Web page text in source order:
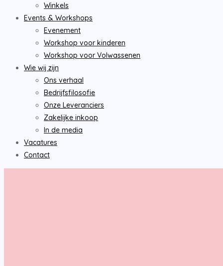
Winkels
Events & Workshops
Evenement
Workshop voor kinderen
Workshop voor Volwassenen
Wie wij zijn
Ons verhaal
Bedrijfsfilosofie
Onze Leveranciers
Zakelijke inkoop
In de media
Vacatures
Contact